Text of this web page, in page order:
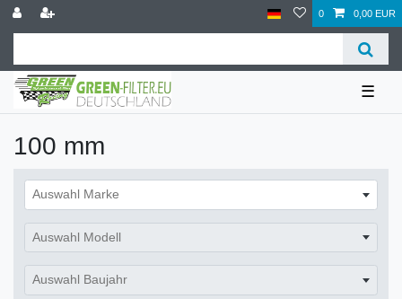
0 0,00 EUR
☰
100 mm
Auswahl Marke
Auswahl Modell
Auswahl Baujahr